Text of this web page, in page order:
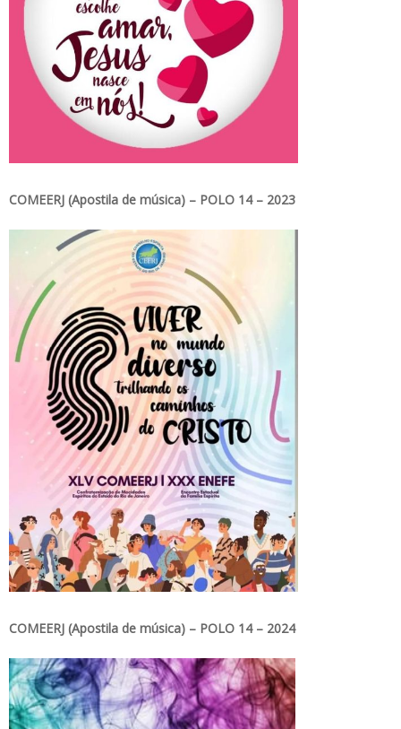
COMEERJ (Apostila de música) – POLO 14 – 2023
COMEERJ (Apostila de música) – POLO 14 – 2024